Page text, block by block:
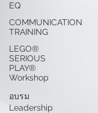
EQ
COMMUNICATION
TRAINING
LEGO®
SERIOUS
PLAY®
Workshop
อบรม
Leadership